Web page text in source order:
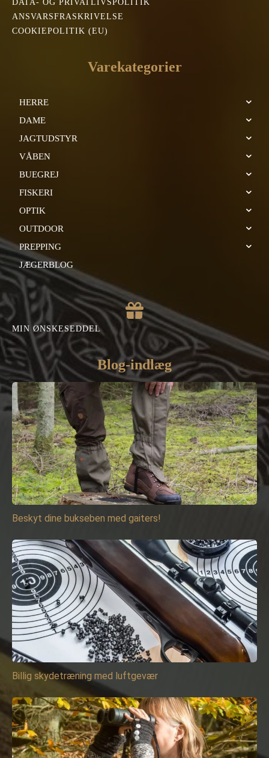
DATA- OG PRIVATLIVSPOLITIK
ANSVARSFRASKRIVELSE
COOKIEPOLITIK (EU)
Varekategorier
HERRE
DAME
JAGTUDSTYR
VÅBEN
BUEGREJ
FISKERI
OPTIK
OUTDOOR
PREPPING
JÆGERBLOG
MIN ØNSKESEDDEL
Blog-indlæg
Beskyt dine bukseben med gaiters!
Billig skydetræning med luftgevær